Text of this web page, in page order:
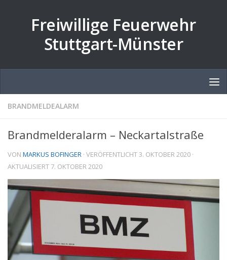
Freiwillige Feuerwehr
Stuttgart-Münster
BRANDMELDEALARM
Brandmelderalarm – Neckartalstraße
VON MARKUS BOFINGER · VERÖFFENTLICHT3. OKTOBER 2020 ·
AKTUALISIERT 7. OKTOBER 2020